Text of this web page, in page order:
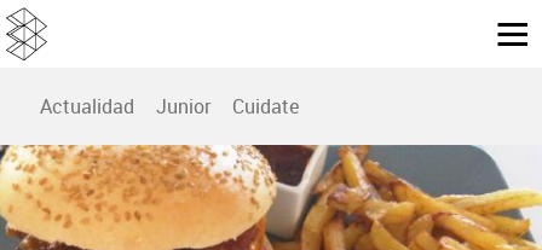
Actualidad Junior Cuidate